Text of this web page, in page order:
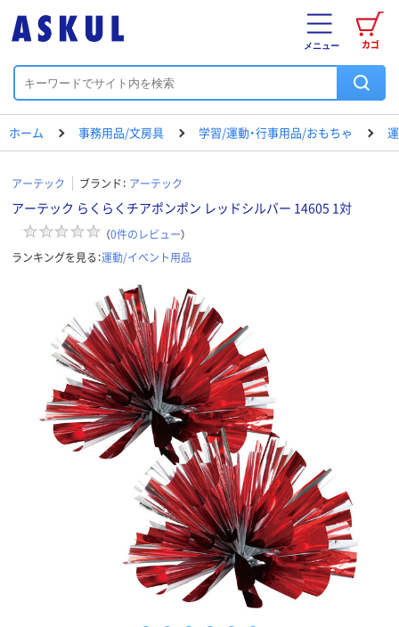
カゴ
メニュー
ホーム 事務用品/文房具 学習/運動・行事用品/おもちゃ
アーテック ブランド： アーテック
アーテック らくらくチアポンポン レッドシルバー 14605 1対
（0件のレビュー）
ランキングを見る：運動/イベント用品